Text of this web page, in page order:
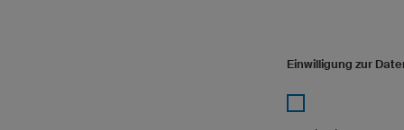
Einwilligung zur